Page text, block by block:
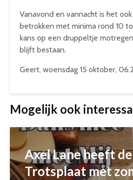
Vanavond en vannacht is het
betrokken met minima rond 10
kans op een druppeltje
blijft bestaan.
Geert, woensdag 15 oktober,
Mogelijk ook
Axel Lane heeft
Trotsplaat met